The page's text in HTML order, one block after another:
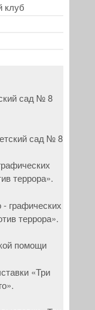
клуб
сад № 8
террора».
помощи
«Три